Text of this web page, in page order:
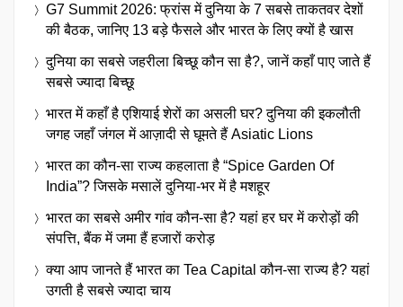
G7 Summit 2026: फ्रांस में दुनिया के 7 सबसे ताकतवर देशों
की बैठक, जानिए 13 बड़े फैसले और भारत के लिए क्यों है खास
दुनिया का सबसे जहरीला बिच्छू कौन सा है?, जानें कहाँ पाए जाते हैं
सबसे ज्यादा बिच्छू
भारत में कहाँ है एशियाई शेरों का असली घर? दुनिया की इकलौती
जगह जहाँ जंगल में आज़ादी से घूमते हैं Asiatic Lions
भारत का कौन-सा राज्य कहलाता है “Spice Garden Of
India”? जिसके मसालें दुनिया-भर में है मशहूर
भारत का सबसे अमीर गांव कौन-सा है? यहां हर घर में करोड़ों की
संपत्ति, बैंक में जमा हैं हजारों करोड़
क्या आप जानते हैं भारत का Tea Capital कौन-सा राज्य है? यहां
उगती है सबसे ज्यादा चाय